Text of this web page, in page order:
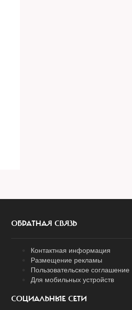
ОБРАТНАЯ СВЯЗЬ
Контактная информация
Размещение рекламы
Пользовательское соглашение
Для мобильных устройств
СОЦИАЛЬНЫЕ СЕТИ